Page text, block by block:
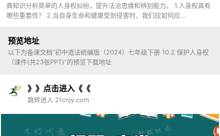
典知识分析简单的人身权纠纷，提升法治思维和辨别能力。 1.人身权具有
哪些重要性？ 2.当自身生命和健康受到侵害时，我们应如何应...
预览地址
以下为备课文档“初中道法统编版（2024）七年级下册 10.2 保护人身权
（课件(共23张PPT)”的预览下载地址
》》点击进入《《
跳转进入 21cnjy.com